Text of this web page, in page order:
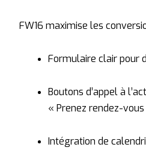
FW16 maximise les
Formulaire clairpour
Boutons d’appelà
« Prenez rendez-vous
Intégration de